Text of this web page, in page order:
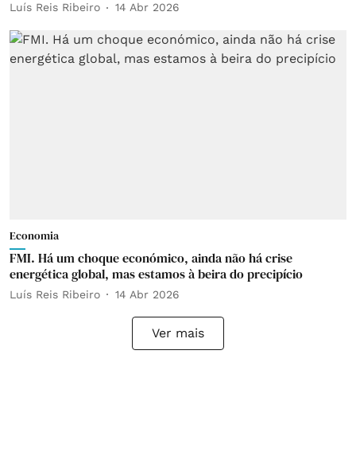
Luís Reis Ribeiro 14 Abr 2026
Economia
FMI. Há um choque económico, ainda não há crise
energética global, mas estamos à beira do precipício
Luís Reis Ribeiro 14 Abr 2026
Ver mais